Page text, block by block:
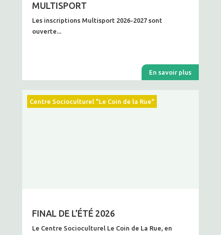
MULTISPORT
Les inscriptions Multisport 2026-2027 sont
ouverte...
En savoir plus
FINAL DE L’ÉTÉ 2026
Le Centre Socioculturel Le Coin de La Rue, en
Centre Socioculturel "Le Coin de la Rue"